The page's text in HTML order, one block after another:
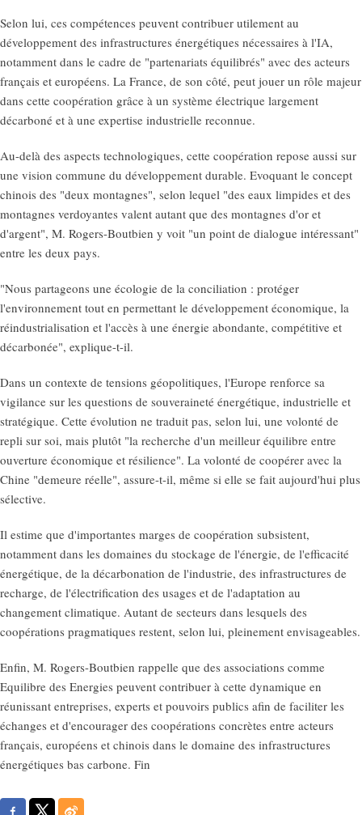
Selon lui, ces compétences peuvent contribuer utilement au
développement des infrastructures énergétiques nécessaires à l'IA,
notamment dans le cadre de "partenariats équilibrés" avec des acteurs
français et européens. La France, de son côté, peut jouer un rôle majeur
dans cette coopération grâce à un système électrique largement
décarboné et à une expertise industrielle reconnue.
Au-delà des aspects technologiques, cette coopération repose aussi sur
une vision commune du développement durable. Evoquant le concept
chinois des "deux montagnes", selon lequel "des eaux limpides et des
montagnes verdoyantes valent autant que des montagnes d'or et
d'argent", M. Rogers-Boutbien y voit "un point de dialogue intéressant"
entre les deux pays.
"Nous partageons une écologie de la conciliation : protéger
l'environnement tout en permettant le développement économique, la
réindustrialisation et l'accès à une énergie abondante, compétitive et
décarbonée", explique-t-il.
Dans un contexte de tensions géopolitiques, l'Europe renforce sa
vigilance sur les questions de souveraineté énergétique, industrielle et
stratégique. Cette évolution ne traduit pas, selon lui, une volonté de
repli sur soi, mais plutôt "la recherche d'un meilleur équilibre entre
ouverture économique et résilience". La volonté de coopérer avec la
Chine "demeure réelle", assure-t-il, même si elle se fait aujourd'hui plus
sélective.
Il estime que d'importantes marges de coopération subsistent,
notamment dans les domaines du stockage de l'énergie, de l'efficacité
énergétique, de la décarbonation de l'industrie, des infrastructures de
recharge, de l'électrification des usages et de l'adaptation au
changement climatique. Autant de secteurs dans lesquels des
coopérations pragmatiques restent, selon lui, pleinement envisageables.
Enfin, M. Rogers-Boutbien rappelle que des associations comme
Equilibre des Energies peuvent contribuer à cette dynamique en
réunissant entreprises, experts et pouvoirs publics afin de faciliter les
échanges et d'encourager des coopérations concrètes entre acteurs
français, européens et chinois dans le domaine des infrastructures
énergétiques bas carbone. Fin